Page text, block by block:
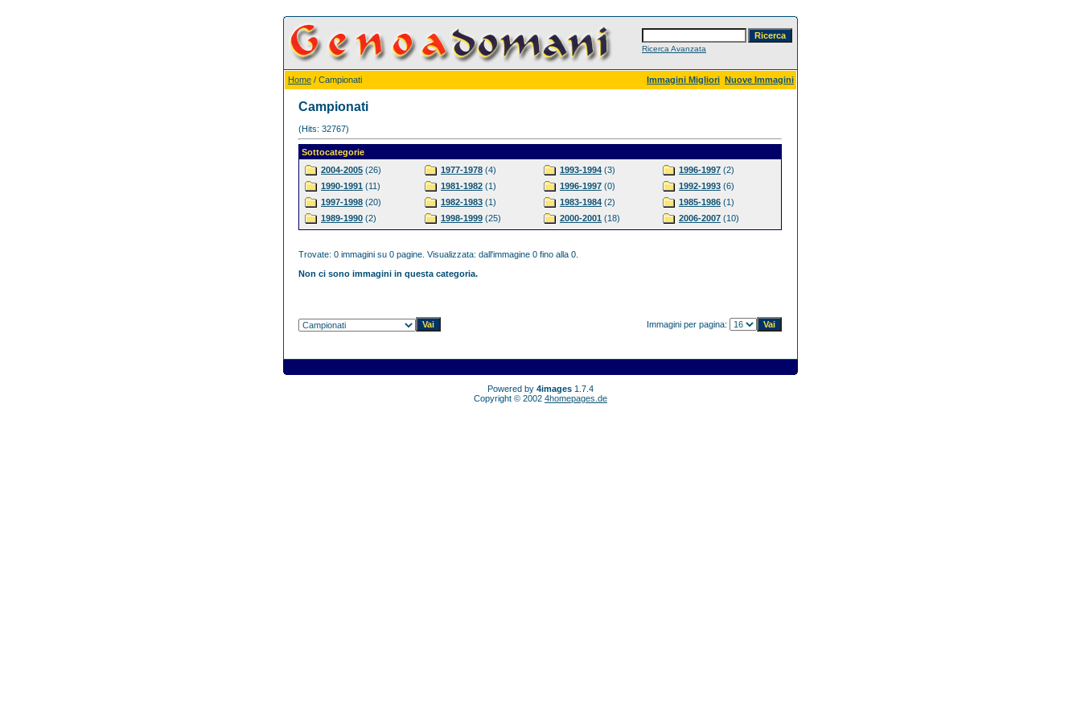
Ricerca Avanzata
Home / Campionati Immagini Migliori Nuove Immagini
Campionati
(Hits: 32767)
Sottocategorie
2004-2005 (26)
1990-1991 (11)
1997-1998 (20)
1989-1990 (2)
1977-1978 (4)
1981-1982 (1)
1982-1983 (1)
1998-1999 (25)
1993-1994 (3)
1996-1997 (0)
1983-1984 (2)
2000-2001 (18)
1996-1997 (2)
1992-1993 (6)
1985-1986 (1)
2006-2007 (10)
Trovate: 0 immagini su 0 pagine. Visualizzata: dall'immagine 0 fino alla 0.
Non ci sono immagini in questa categoria.
Immagini per pagina:
Powered by 4images 1.7.4
Copyright © 2002 4homepages.de